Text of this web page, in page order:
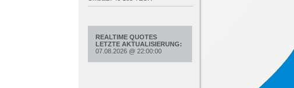
REALTIME QUOTES
LETZTE AKTUALISIERUNG:
07.08.2026 @ 22:00:00